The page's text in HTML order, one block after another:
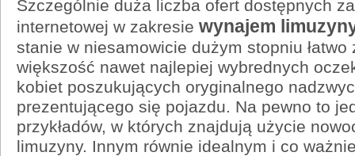
Szczególnie duża liczba ofert dostępnych
internetowej w zakresie wynajem
stanie w niesamowicie dużym stopniu
większość nawet najlepiej wybrednych
kobiet poszukujących oryginalnego
prezentującego się pojazdu. Na pewno to
przykładów, w których znajdują użycie
limuzyny. Innym równie idealnym i co